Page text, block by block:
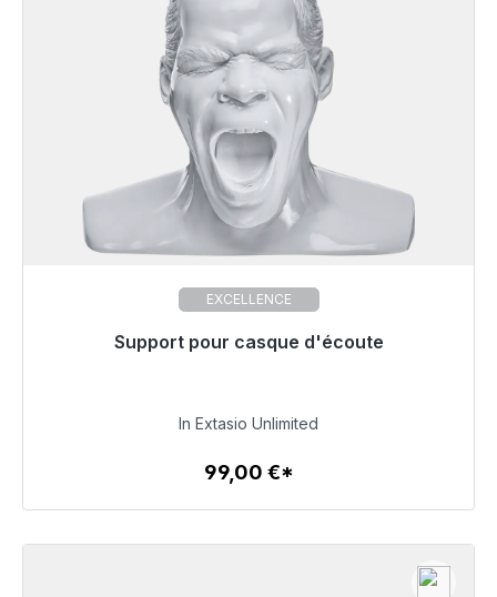
EXCELLENCE
Support pour casque d'écoute
Prêt à être expédié, délai de livraison 48h*
Détails
In Extasio Unlimited
99,00 €*